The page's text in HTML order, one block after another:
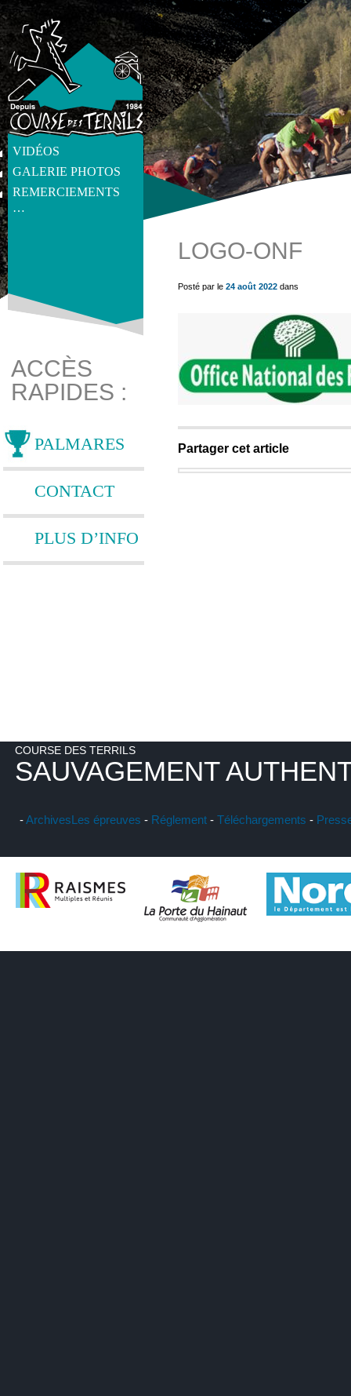
VIDÉOS
GALERIE PHOTOS
REMERCIEMENTS
…
get_post_meta(get_the_ID(), 'thumb', true) ?>
ACCÈS
RAPIDES :
PALMARES
CONTACT
PLUS D’INFO
LOGO-ONF
Posté par le 24 août 2022 dans
Partager cet article
COURSE DES TERRILS
SAUVAGEMENT
-ArchivesLes épreuves - Réglement - Téléchargements -